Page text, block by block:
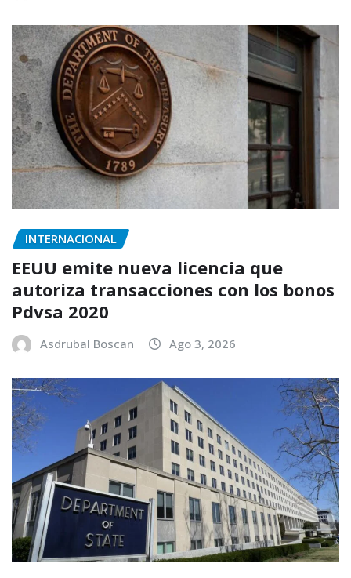
INTERNACIONAL
EEUU emite nueva licencia que
autoriza transacciones con los bonos
Pdvsa 2020
Asdrubal Boscan Ago 3, 2026